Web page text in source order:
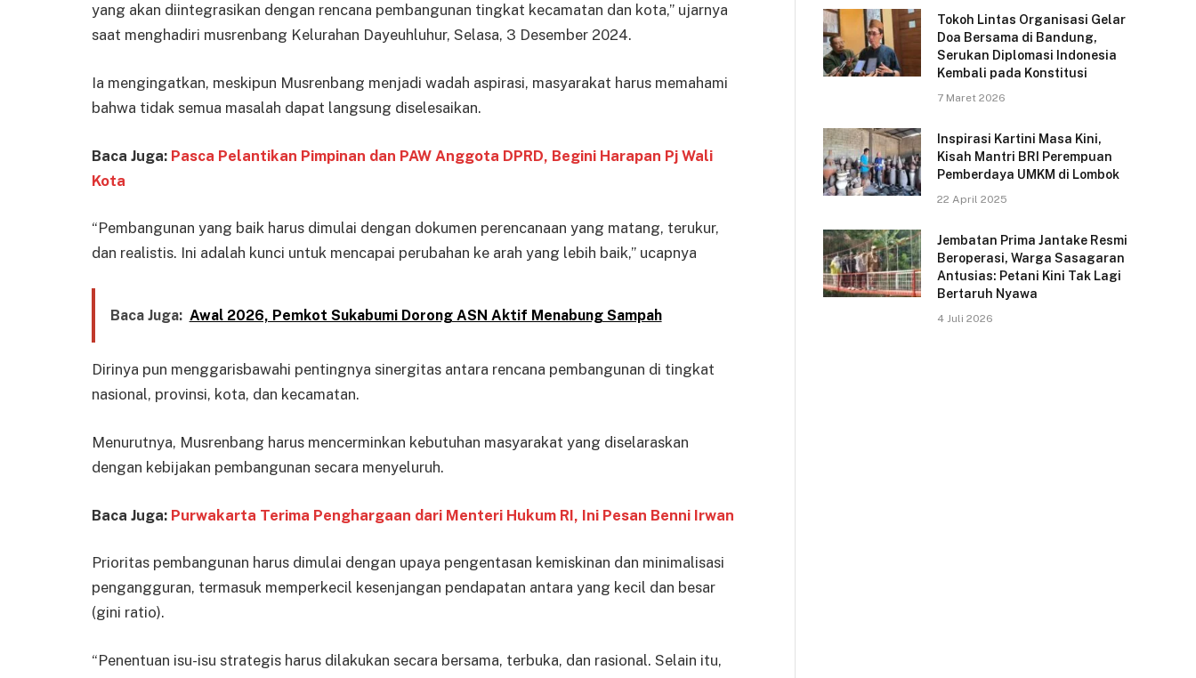
yang akan diintegrasikan dengan rencana pembangunan tingkat kecamatan dan kota,” ujarnya
saat menghadiri musrenbang Kelurahan Dayeuhluhur, Selasa, 3 Desember 2024.
Ia mengingatkan, meskipun Musrenbang menjadi wadah aspirasi, masyarakat harus memahami
bahwa tidak semua masalah dapat langsung diselesaikan.
Baca Juga: Pasca Pelantikan Pimpinan dan PAW Anggota DPRD, Begini Harapan Pj Wali
Kota
“Pembangunan yang baik harus dimulai dengan dokumen perencanaan yang matang, terukur,
dan realistis. Ini adalah kunci untuk mencapai perubahan ke arah yang lebih baik,” ucapnya
Baca Juga: Awal 2026, Pemkot Sukabumi Dorong ASN Aktif Menabung Sampah
Dirinya pun menggarisbawahi pentingnya sinergitas antara rencana pembangunan di tingkat
nasional, provinsi, kota, dan kecamatan.
Menurutnya, Musrenbang harus mencerminkan kebutuhan masyarakat yang diselaraskan
dengan kebijakan pembangunan secara menyeluruh.
Baca Juga: Purwakarta Terima Penghargaan dari Menteri Hukum RI, Ini Pesan Benni Irwan
Prioritas pembangunan harus dimulai dengan upaya pengentasan kemiskinan dan minimalisasi
pengangguran, termasuk memperkecil kesenjangan pendapatan antara yang kecil dan besar
(gini ratio).
“Penentuan isu-isu strategis harus dilakukan secara bersama, terbuka, dan rasional. Selain itu,
Tokoh Lintas Organisasi Gelar
Doa Bersama di Bandung,
Serukan Diplomasi Indonesia
Kembali pada Konstitusi
7 Maret 2026
Inspirasi Kartini Masa Kini,
Kisah Mantri BRI Perempuan
Pemberdaya UMKM di Lombok
22 April 2025
Jembatan Prima Jantake Resmi
Beroperasi, Warga Sasagaran
Antusias: Petani Kini Tak Lagi
Bertaruh Nyawa
4 Juli 2026